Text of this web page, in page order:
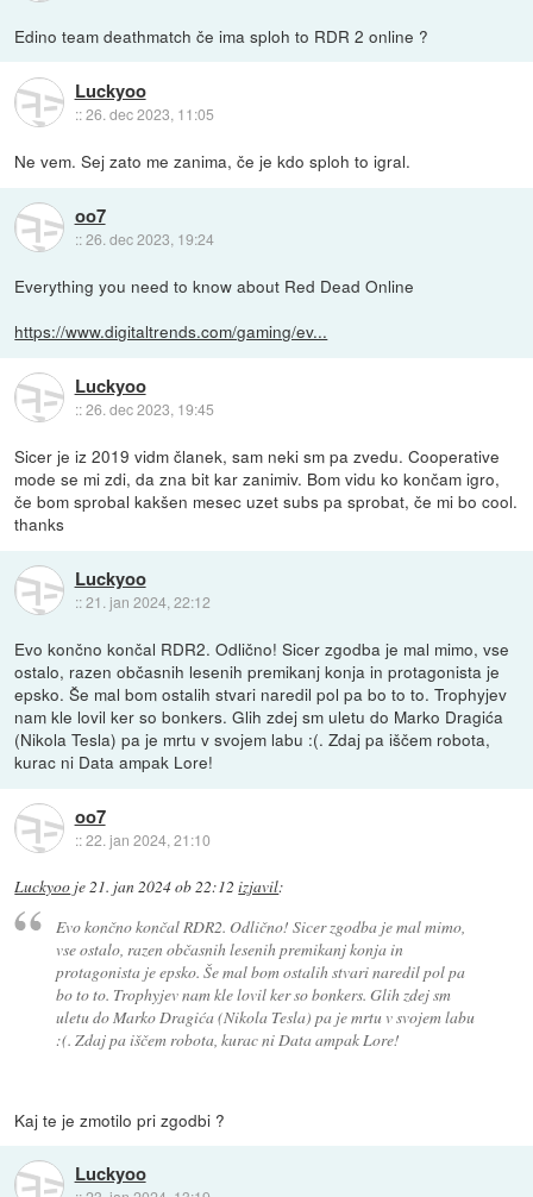
Edino team deathmatch če ima sploh to RDR 2 online ?
Luckyoo
::26. dec 2023, 11:05
Ne vem. Sej zato me zanima, če je kdo sploh to igral.
oo7
::26. dec 2023, 19:24
Everything you need to know about Red Dead Online
https://www.digitaltrends.com/gaming/ev...
Luckyoo
::26. dec 2023, 19:45
Sicer je iz 2019 vidm članek, sam neki sm pa zvedu. Cooperative
mode se mi zdi, da zna bit kar zanimiv. Bom vidu ko končam igro,
če bom sprobal kakšen mesec uzet subs pa sprobat, če mi bo cool.
thanks
Luckyoo
::21. jan 2024, 22:12
Evo končno končal RDR2. Odlično! Sicer zgodba je mal mimo, vse
ostalo, razen občasnih lesenih premikanj konja in protagonista je
epsko. Še mal bom ostalih stvari naredil pol pa bo to to. Trophyjev
nam kle lovil ker so bonkers. Glih zdej sm uletu do Marko Dragića
(Nikola Tesla) pa je mrtu v svojem labu :(. Zdaj pa iščem robota,
kurac ni Data ampak Lore!
oo7
::22. jan 2024, 21:10
Luckyoo je21. jan 2024 ob 22:12 izjavil:
Evo končno končal RDR2. Odlično! Sicer zgodba je mal mimo,
vse ostalo, razen občasnih lesenih premikanj konja in
protagonista je epsko. Še mal bom ostalih stvari naredil pol pa
bo to to. Trophyjev nam kle lovil ker so bonkers. Glih zdej sm
uletu do Marko Dragića (Nikola Tesla) pa je mrtu v svojem labu
:(. Zdaj pa iščem robota, kurac ni Data ampak Lore!
Kaj te je zmotilo pri zgodbi ?
Luckyoo